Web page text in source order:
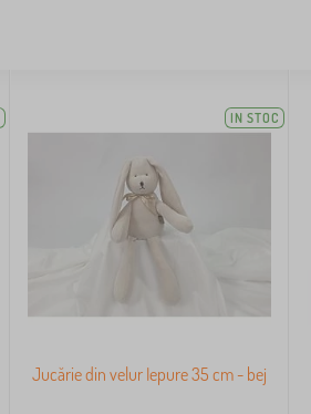
IN STOC
Jucărie din velur Iepure 35 cm - bej